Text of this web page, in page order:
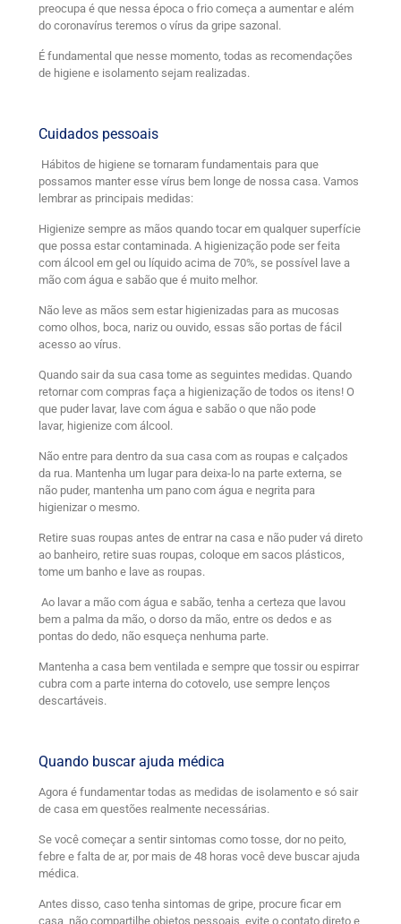
preocupa é que nessa época o frio começa a aumentar e além
do coronavírus teremos o vírus da gripe sazonal.
É fundamental que nesse momento, todas as recomendações
de higiene e isolamento sejam realizadas.
Cuidados pessoais
Hábitos de higiene se tornaram fundamentais para que
possamos manter esse vírus bem longe de nossa casa. Vamos
lembrar as principais medidas:
Higienize sempre as mãos quando tocar em qualquer superfície
que possa estar contaminada. A higienização pode ser feita
com álcool em gel ou líquido acima de 70%, se possível lave a
mão com água e sabão que é muito melhor.
Não leve as mãos sem estar higienizadas para as mucosas
como olhos, boca, nariz ou ouvido, essas são portas de fácil
acesso ao vírus.
Quando sair da sua casa tome as seguintes medidas. Quando
retornar com compras faça a higienização de todos os itens! O
que puder lavar, lave com água e sabão o que não pode
lavar, higienize com álcool.
Não entre para dentro da sua casa com as roupas e calçados
da rua. Mantenha um lugar para deixa-lo na parte externa, se
não puder, mantenha um pano com água e negrita para
higienizar o mesmo.
Retire suas roupas antes de entrar na casa e não puder vá direto
ao banheiro, retire suas roupas, coloque em sacos plásticos,
tome um banho e lave as roupas.
Ao lavar a mão com água e sabão, tenha a certeza que lavou
bem a palma da mão, o dorso da mão, entre os dedos e as
pontas do dedo, não esqueça nenhuma parte.
Mantenha a casa bem ventilada e sempre que tossir ou espirrar
cubra com a parte interna do cotovelo, use sempre lenços
descartáveis.
Quando buscar ajuda médica
Agora é fundamentar todas as medidas de isolamento e só sair
de casa em questões realmente necessárias.
Se você começar a sentir sintomas como tosse, dor no peito,
febre e falta de ar, por mais de 48 horas você deve buscar ajuda
médica.
Antes disso, caso tenha sintomas de gripe, procure ficar em
casa, não compartilhe objetos pessoais, evite o contato direto e